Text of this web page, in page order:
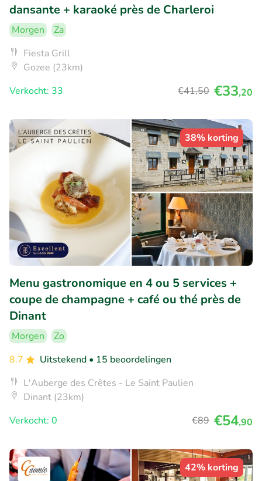
dansante + karaoké près de Charleroi
Morgen
Za
Fiesta Grill
Gozee (23km)
Verkocht: 33
€41,50 €33,20
38% korting
Menu gastronomique en 4 ou 5 services +
coupe de champagne + café ou thé près de
Dinant
Morgen
Zo
8.7
Uitstekend • 15 beoordelingen
L'Auberge des Crêtes - Le Saint Paulien
Dinant (23km)
Verkocht: 0
€89 €54,90
42% korting